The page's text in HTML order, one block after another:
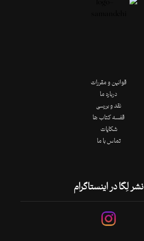
قوانین و مقررات
درباره ما
نقد و بررسی
قفسه کتاب ها
شکایات
تماس با ما
نشر لِگا در اینستاگرام